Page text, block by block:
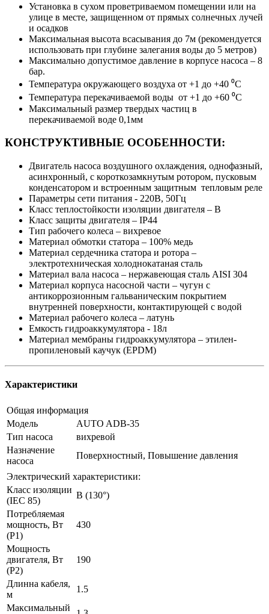
Установка в сухом проветриваемом помещении или на
улице в месте, защищенном от прямых солнечных лучей
и осадков
Максимальная высота всасывания до 7м (рекомендуется
использовать при глубине залегания воды до 5 метров)
Максимально допустимое давление в корпусе насоса – 8
бар.
Температура окружающего воздуха от +1 до +40 ⁰С
Температура перекачиваемой воды от +1 до +60 ⁰С
Максимальный размер твердых частиц в
перекачиваемой воде 0,1мм
КОНСТРУКТИВНЫЕ ОСОБЕННОСТИ:
Двигатель насоса воздушного охлаждения, однофазный,
асинхронный, с короткозамкнутым ротором, пусковым
конденсатором и встроенным защитным тепловым реле
Параметры сети питания - 220В, 50Гц
Класс теплостойкости изоляции двигателя – В
Класс защиты двигателя – IP44
Тип рабочего колеса – вихревое
Материал обмотки статора – 100% медь
Материал сердечника статора и ротора –
электротехническая холоднокатаная сталь
Материал вала насоса – нержавеющая сталь AISI 304
Материал корпуса насосной части – чугун с
антикоррозионным гальваническим покрытием
внутренней поверхности, контактирующей с водой
Материал рабочего колеса – латунь
Емкость гидроаккумулятора - 18л
Материал мембраны гидроаккумулятора – этилен-
пропиленовый каучук (EPDM)
Характеристики
Общая информация
Модель
AUTO ADB-35
Тип насоса
вихревой
Назначение
насоса
Поверхностный, Повышение давления
Электрический характеристики:
Класс изоляции
(IEC 85)
B (130°)
Потребляемая
мощность, Вт
(P1)
430
Мощность
двигателя, Вт
(P2)
190
Длинна кабеля,
м
1.5
Максимальный